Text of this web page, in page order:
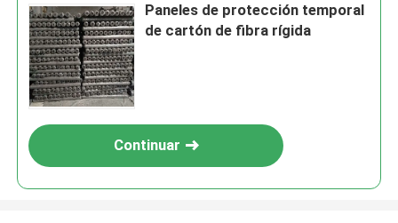
Paneles de protección temporal
de cartón de fibra rígida
Continuar